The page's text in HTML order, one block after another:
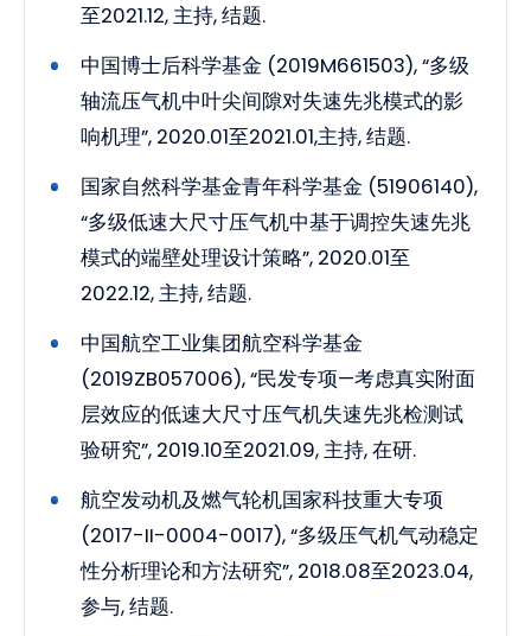
至2021.12, 主持, 结题.
中国博士后科学基金 (2019M661503), “多级
轴流压气机中叶尖间隙对失速先兆模式的影
响机理”, 2020.01至2021.01,主持, 结题.
国家自然科学基金青年科学基金 (51906140),
“多级低速大尺寸压气机中基于调控失速先兆
模式的端壁处理设计策略”, 2020.01至
2022.12, 主持, 结题.
中国航空工业集团航空科学基金
(2019ZB057006), “民发专项—考虑真实附面
层效应的低速大尺寸压气机失速先兆检测试
验研究”, 2019.10至2021.09, 主持, 在研.
航空发动机及燃气轮机国家科技重大专项
(2017-II-0004-0017), “多级压气机气动稳定
性分析理论和方法研究”, 2018.08至2023.04,
参与, 结题.